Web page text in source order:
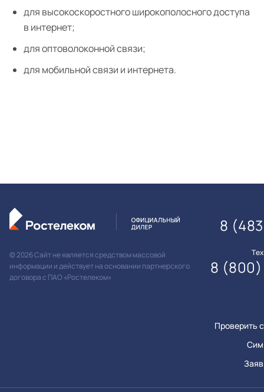
для высокоскоростного широкополосного доступа
в интернет;
для оптоволоконной связи;
для мобильной связи и интернета.
© 2026 Сайт не является средством массовой
информации и действует на основании партнерского
договора с ПАО «Ростелеком»
Проверить
8
8